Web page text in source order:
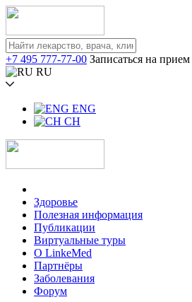
+7 495 777-77-00 Записаться на прием
RU
ENG
CH
Здоровье
Полезная информация
Публикации
Виртуальные туры
О LinkeMed
Партнёры
Заболевания
Форум